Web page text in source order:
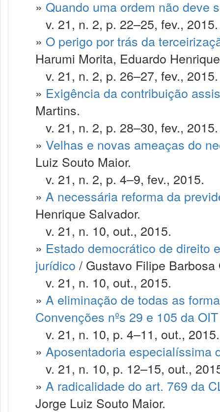
» Quando uma ordem não deve
v. 21, n. 2, p. 22–25, fev., 2015.
» O perigo por trás da
Harumi Morita, Eduardo
v. 21, n. 2, p. 26–27, fev., 2015.
» Exigência da contribuição
Martins.
v. 21, n. 2, p. 28–30, fev., 2015.
» Velhas e novas ameaças do
Luiz Souto Maior.
v. 21, n. 2, p. 4–9, fev., 2015.
» A necessária reforma da
Henrique Salvador.
v. 21, n. 10, out., 2015.
» Estado democrático de direito
jurídico / Gustavo Filipe Barbosa
v. 21, n. 10, out., 2015.
» A eliminação de todas as
Convenções nºs 29 e 105 da OIT
v. 21, n. 10, p. 4–11, out., 2015.
» Aposentadoria especialíssima
v. 21, n. 10, p. 12–15, out.,
» A radicalidade do art. 769 da
Jorge Luiz Souto Maior.